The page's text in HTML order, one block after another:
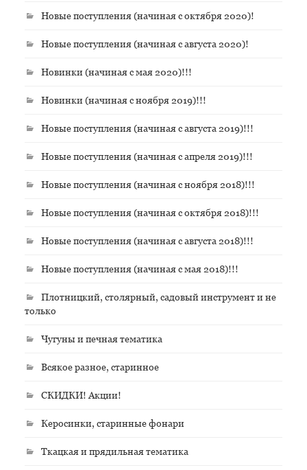
Новые поступления (начиная с октября 2020)!
Новые поступления (начиная с августа 2020)!
Новинки (начиная с мая 2020)!!!
Новинки (начиная с ноября 2019)!!!
Новые поступления (начиная с августа 2019)!!!
Новые поступления (начиная с апреля 2019)!!!
Новые поступления (начиная с ноября 2018)!!!
Новые поступления (начиная с октября 2018)!!!
Новые поступления (начиная с августа 2018)!!!
Новые поступления (начиная с мая 2018)!!!
Плотницкий, столярный, садовый инструмент и не
только
Чугуны и печная тематика
Всякое разное, старинное
СКИДКИ! Акции!
Керосинки, старинные фонари
Ткацкая и прядильная тематика